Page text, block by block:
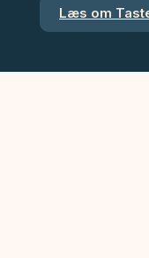
Læs om